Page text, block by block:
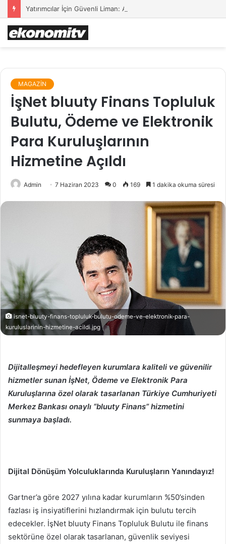
Yatırımcılar İçin Güvenli Liman: Altın Hâlâ İlk Sırada mı?
MAGAZİN
İşNet bluuty Finans Topluluk
Bulutu, Ödeme ve Elektronik
Para Kuruluşlarının
Hizmetine Açıldı
Admin 7 Haziran 2023 0 169 1 dakika okuma süresi
isnet-bluuty-finans-topluluk-bulutu-odeme-ve-elektronik-para-
kuruluslarinin-hizmetine-acildi.jpg
Dijitalleşmeyi hedefleyen kurumlara kaliteli ve güvenilir
hizmetler sunan İşNet, Ödeme ve Elektronik Para
Kuruluşlarına özel olarak tasarlanan Türkiye Cumhuriyeti
Merkez Bankası onaylı “bluuty Finans” hizmetini
sunmaya başladı.
Dijital Dönüşüm Yolculuklarında Kuruluşların Yanındayız!
Gartner’a göre 2027 yılına kadar kurumların %50’sinden
fazlası iş insiyatiflerini hızlandırmak için bulutu tercih
edecekler. İşNet bluuty Finans Topluluk Bulutu ile finans
sektörüne özel olarak tasarlanan, güvenlik seviyesi